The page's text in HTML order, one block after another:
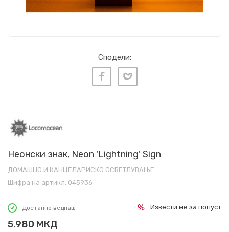
Сподели:
Неонски знак, Neon 'Lightning' Sign
ДОМАШНО И КАНЦЕЛАРИСКО ОСВЕТЛУВАЊЕ
Шифра на артикл: 045936
Достапно веднаш
5.980 МКД
Извести ме за попуст